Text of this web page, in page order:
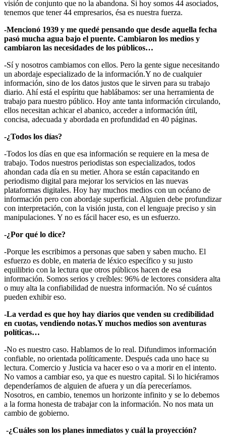
visión de conjunto que no la abandona. Si hoy somos 44 asociados,
tenemos que tener 44 empresarios, ésa es nuestra fuerza.
-Mencionó 1939 y me quedé pensando que desde aquella fecha
pasó mucha agua bajo el puente. Cambiaron los medios y
cambiaron las necesidades de los públicos…
-Sí y nosotros cambiamos con ellos. Pero la gente sigue necesitando
un abordaje especializado de la información.Y no de cualquier
información, sino de los datos justos que le sirven para su trabajo
diario. Ahí está el espíritu que hablábamos: ser una herramienta de
trabajo para nuestro público. Hoy ante tanta información circulando,
ellos necesitan achicar el abanico, acceder a información útil,
concisa, adecuada y abordada en profundidad en 40 páginas.
-¿Todos los días?
-Todos los días en que esa información se requiere en la mesa de
trabajo. Todos nuestros periodistas son especializados, todos
ahondan cada día en su metier. Ahora se están capacitando en
periodismo digital para mejorar los servicios en las nuevas
plataformas digitales. Hoy hay muchos medios con un océano de
información pero con abordaje superficial. Alguien debe profundizar
con interpretación, con la visión justa, con el lenguaje preciso y sin
manipulaciones. Y no es fácil hacer eso, es un esfuerzo.
-¿Por qué lo dice?
-Porque les escribimos a personas que saben y saben mucho. El
esfuerzo es doble, en materia de léxico específico y su justo
equilibrio con la lectura que otros públicos hacen de esa
información. Somos serios y creíbles: 96% de lectores considera alta
o muy alta la confiabilidad de nuestra información. No sé cuántos
pueden exhibir eso.
-La verdad es que hoy hay diarios que venden su credibilidad
en cuotas, vendiendo notas.Y muchos medios son aventuras
políticas…
-No es nuestro caso. Hablamos de lo real. Difundimos información
confiable, no orientada políticamente. Después cada uno hace su
lectura. Comercio y Justicia va hacer eso o va a morir en el intento.
No vamos a cambiar eso, ya que es nuestro capital. Si lo hiciéramos
dependeríamos de alguien de afuera y un día pereceríamos.
Nosotros, en cambio, tenemos un horizonte infinito y se lo debemos
a la forma honesta de trabajar con la información. No nos mata un
cambio de gobierno.
-¿Cuáles son los planes inmediatos y cuál la proyección?